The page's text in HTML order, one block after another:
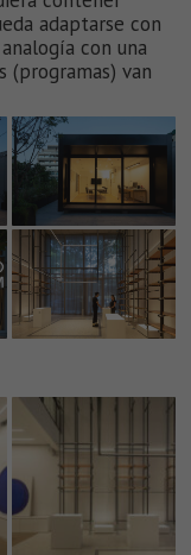
adaptarse con
con una
(programas) van